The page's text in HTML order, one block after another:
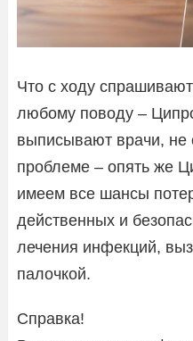
Что с ходу
любому поводу –
выписывают врачи, не
проблеме – опять же
имеем все шансы
действенных и
лечения инфекций,
палочкой.
Справка!